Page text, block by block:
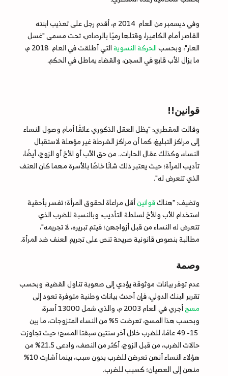
وفي ديسمبر من العام 2014 م، أقدم رجل على تعذيب ابنته
القاصر أمام الكاميرا، وقتلها رميًا بالرصاص، تحت مسمى "غسل
العار"، وبحسبالحركة النسوية
التي أطلقت في العام 2018 م،
ما يزال الأب قابع في السجن، والقضاء يماطل في الحكم.
قوانين!!
وقالت المقطري: "يظل العقل الذكوري عائقًا أمام وصول النساء
إلى مراكز التبليغ، كما أن مراكز الشرطة غير مؤهلة لاستقبال
النساء، وكذلك عقال الحارات.. من حق الأب أو الأخ أو الزوج، أيضًا،
تأديب المرأة؛ حيث يعتبر ذلك شانًا خاصًا بالأسرة مهما كان العنف
الذي تتعرض له".
وتضيف: "هناكقوانينأقل مراعاة لحقوق المرأة؛ تفسر بأحقية
استخدام الأب والأخ لسلطة التأديب، وبالنسبة للضرب الذي
تتعرض له النساء من قبل أزواجهن؛ فيتم تبريره، لا تجريمه"،
مطالبة بنصوص قانونية صريحة تنص على تجريم العنف ضد المرأة.
وصمة
عدم توفر بيانات موثوقة يؤدي إلى صعوبة تناول القضية، وبحسب
تقرير البنك الدولي، فإن أحدث بيانات وطنية متوفرة تعود إلى
مسح
أجري في العام 2003 م، والذي شمل 13000 أسرة،
وبحسب هذا المسح، تعرضت 5% من النساء المتزوجات، ما بين
15- 49 عامًا، للضرب خلال آخر سنتين سبقتا المسح؛ حيث تجاوزت
حالات الضرب، من قبل الزوج، أكثر من النصف، وادعى 21.5% من
هؤلاء النساء أنهن تعرضن للضرب بدون سبب، بينما أشارت 10%
منهن إلى العصيان؛ كسبب للضرب.